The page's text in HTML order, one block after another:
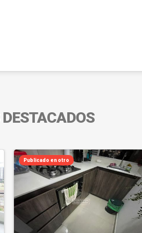
DESTACADOS
Publicado en otro